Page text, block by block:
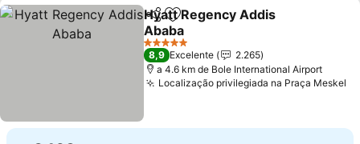
PartilharAdicionar aos favoritos
Hyatt Regency Addis
Ababa
Ver preços
5 Estrelas
8,9 Excelente
2.265
a 4.6 km de Bole International Airport
Localização privilegiada na Praça Meskel